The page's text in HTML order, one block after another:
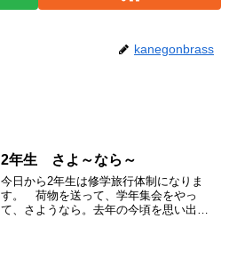
kanegonbrass
2年生 さよ～なら～
今日から2年生は修学旅行体制になりま
す。 荷物を送って、学年集会をやっ
て、さようなら。去年の今頃を思い出し